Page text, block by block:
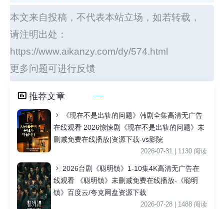
本文来自投稿，不代表本站立场，如若转载，
请注明出处：
https://www.aikanzy.com/dy/574.html
更多问题可进行反馈
推荐文章
《现在不是出轨的问题》韩剧全集高清无广告
在线观看 2026惊悚剧《现在不是出轨的问题》未
删减免费在线播放|资源下载-vs影院
2026-07-31 | 1130 阅读
2026台剧《聪明镇》1-10集4K高清无广告在
线观看 《聪明镇》未删减免费在线播放-《聪明
镇》百度云/夸克网盘资源下载
2026-07-28 | 1488 阅读